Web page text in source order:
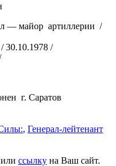
— майор артиллерии /
30.10.1978 /
г. Саратов
, Генерал-лейтенант
ссылку на Ваш сайт.